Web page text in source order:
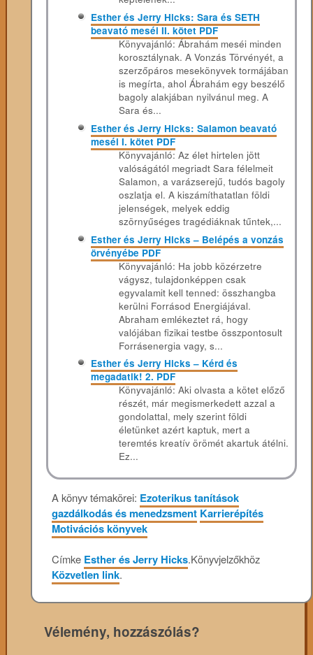
Esther és Jerry Hicks: Sara és SETH
beavató meséi II. kötet PDF
Könyvajánló: Ábrahám meséi minden
korosztálynak. A Vonzás Törvényét, a
szerzőpáros mesekönyvek tormájában
is megírta, ahol Ábrahám egy beszélő
bagoly alakjában nyilvánul meg. A
Sara és...
Esther és Jerry Hicks: Salamon beavató
meséi I. kötet PDF
Könyvajánló: Az élet hirtelen jött
valóságától megriadt Sara félelmeit
Salamon, a varázserejű, tudós bagoly
oszlatja el. A kiszámíthatatlan földi
jelenségek, melyek eddig
szörnyűséges tragédiáknak tűntek,...
Esther és Jerry Hicks – Belépés a vonzás
örvényébe PDF
Könyvajánló: Ha jobb közérzetre
vágysz, tulajdonképpen csak
egyvalamit kell tenned: összhangba
kerülni Forrásod Energiájával.
Abraham emlékeztet rá, hogy
valójában fizikai testbe összpontosult
Forrásenergia vagy, s...
Esther és Jerry Hicks – Kérd és
megadatik! 2. PDF
Könyvajánló: Aki olvasta a kötet előző
részét, már megismerkedett azzal a
gondolattal, mely szerint földi
életünket azért kaptuk, mert a
teremtés kreatív örömét akartuk átélni.
Ez...
A könyv témakörei: Ezoterikus tanítások
gazdálkodás és menedzsmentKarrierépítés
Motivációs könyvek
Címke Esther és Jerry Hicks.Könyvjelzőkhöz
Közvetlen link.
Vélemény, hozzászólás?